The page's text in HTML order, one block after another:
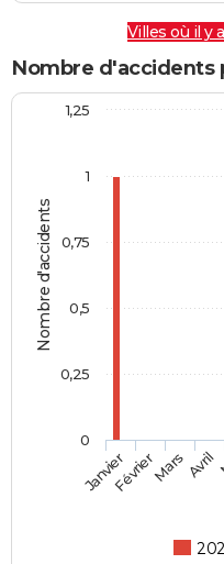
Villes où il y
Nombre d'accidents
Nombre d'accidents
JanvierFévrierMars Avril
0
1
0,25
0,5
0,75
1,25